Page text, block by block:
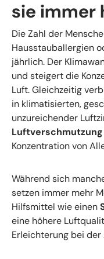
sie immer
Die Zahl der
Hausstauballergien
jährlich. Der
und steigert die
Luft. Gleichzeitig
in klimatisierten,
unzureichender
Konzentration von
Während sich
setzen immer mehr
Hilfsmittel wie einen
eine höhere
Erleichterung bei der